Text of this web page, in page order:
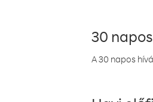
30
A 30 napos